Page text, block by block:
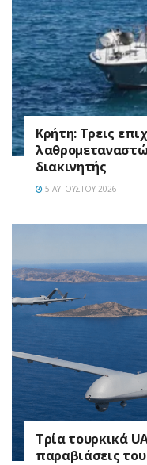
Κρήτη: Τρεις
διακινητής
5 ΑΥΓΟΎΣΤΟΥ 2026
Τρία τουρκικά
παραβιάσεις